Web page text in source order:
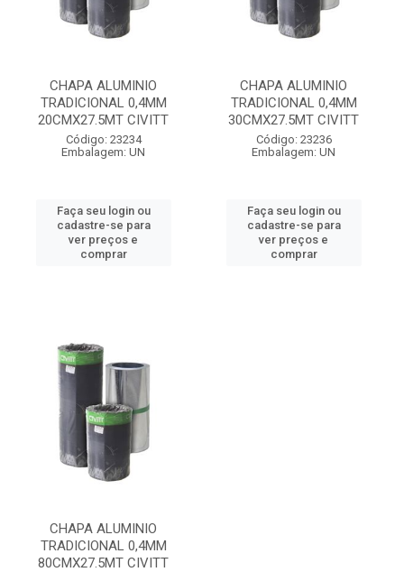
CHAPA ALUMINIO
TRADICIONAL 0,4MM
20CMX27.5MT CIVITT
Código: 23234
Embalagem: UN
Faça seu login ou
cadastre-se para
ver preços e
comprar
CHAPA ALUMINIO
TRADICIONAL 0,4MM
30CMX27.5MT CIVITT
Código: 23236
Embalagem: UN
Faça seu login ou
cadastre-se para
ver preços e
comprar
CHAPA ALUMINIO
TRADICIONAL 0,4MM
80CMX27.5MT CIVITT